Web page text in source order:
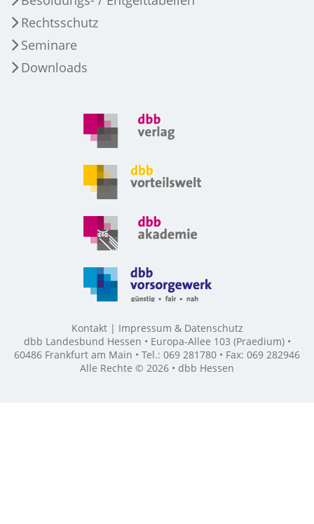
Rechtsschutz
Seminare
Downloads
Kontakt
Impressum & Datenschutz
dbb Landesbund Hessen • Europa-Allee 103 (Praedium) •
60486 Frankfurt am Main • Tel.: 069 281780 • Fax: 069 282946
Alle Rechte © 2026 • dbb Hessen